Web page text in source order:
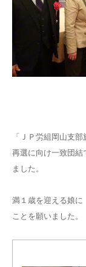
「ＪＰ労組岡山支
再選に向け一致団
ました。
満１歳を迎える娘
ことを願いました。